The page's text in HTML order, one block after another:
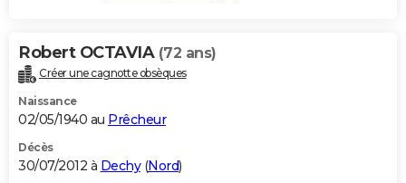
Robert OCTAVIA (72 ans)
Créer une cagnotte obsèques
Naissance
02/05/1940 au Prêcheur
Décès
30/07/2012 à Dechy(Nord)